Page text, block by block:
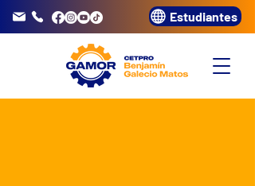
3320072 Estudiantes